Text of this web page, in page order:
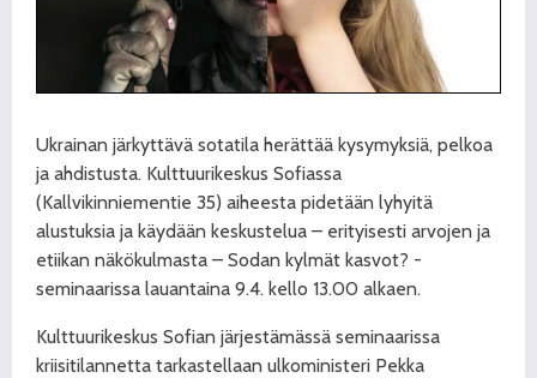
Ukrainan järkyttävä sotatila herättää kysymyksiä, pelkoa
ja ahdistusta. Kulttuurikeskus Sofiassa
(Kallvikinniementie 35) aiheesta pidetään lyhyitä
alustuksia ja käydään keskustelua – erityisesti arvojen ja
etiikan näkökulmasta – Sodan kylmät kasvot? -
seminaarissa lauantaina 9.4. kello 13.00 alkaen.
Kulttuurikeskus Sofian järjestämässä seminaarissa
kriisitilannetta tarkastellaan ulkoministeri Pekka